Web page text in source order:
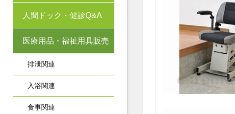
人間ドック・健診Q&A
医療用品・福祉用具販売
排泄関連
入浴関連
食事関連